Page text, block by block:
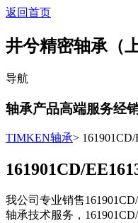
返回首页
井兮精密轴承（
导航
轴承产品高端服务经
TIMKEN轴承>
161901CD/
我公司专业销售
轴承技术服务，